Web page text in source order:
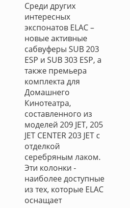
Среди других
интересных
экспонатов ELAC –
новые активные
сабвуферы SUB 203
ESP и SUB 303 ESP, а
также премьера
комплекта для
Домашнего
Кинотеатра,
составленного из
моделей 209 JET, 205
JET CENTER 203 JET с
отделкой
серебряным лаком.
Эти колонки -
наиболее доступные
из тех, которые ELAC
оснащает